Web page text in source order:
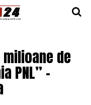
milioane de
PNL” –